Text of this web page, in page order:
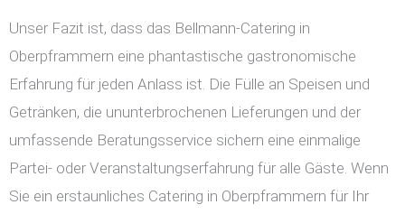
Unser Fazit ist, dass das Bellmann-Catering in
Oberpframmern eine phantastische gastronomische
Erfahrung für jeden Anlass ist. Die Fülle an Speisen und
Getränken, die ununterbrochenen Lieferungen und der
umfassende Beratungsservice sichern eine einmalige
Partei- oder Veranstaltungserfahrung für alle Gäste. Wenn
Sie ein erstaunliches Catering in Oberpframmern für Ihr